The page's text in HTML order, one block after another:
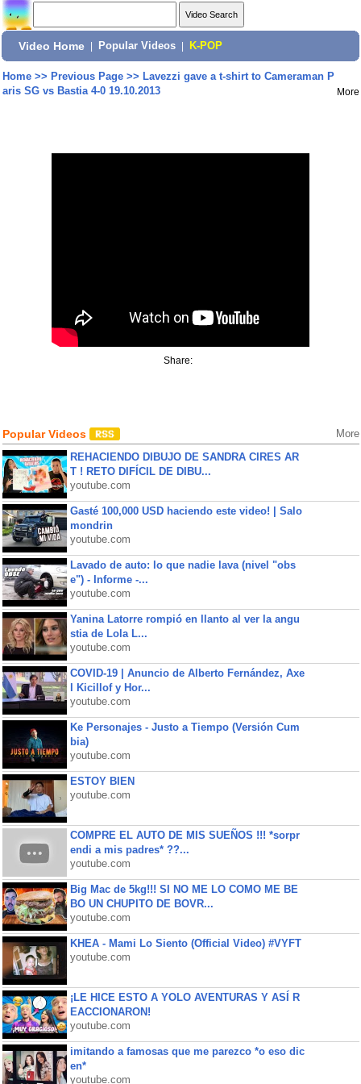
Video Home Popular Videos K-POP
Home>> Previous Page>> Lavezzi gave a t-shirt to Cameraman P
aris SG vs Bastia 4-0 19.10.2013
More
Share:
Popular Videos More
REHACIENDO DIBUJO DE SANDRA CIRES AR
T ! RETO DIFÍCIL DE DIBU...
youtube.com
Gasté 100,000 USD haciendo este video! | Salo
mondrin
youtube.com
Lavado de auto: lo que nadie lava (nivel "obs
e") - Informe -...
youtube.com
Yanina Latorre rompió en llanto al ver la angu
stia de Lola L...
youtube.com
COVID-19 | Anuncio de Alberto Fernández, Axe
l Kicillof y Hor...
youtube.com
Ke Personajes - Justo a Tiempo (Versión Cum
bia)
youtube.com
ESTOY BIEN
youtube.com
COMPRE EL AUTO DE MIS SUEÑOS !!! *sorpr
endi a mis padres* ??...
youtube.com
Big Mac de 5kg!!! SI NO ME LO COMO ME BE
BO UN CHUPITO DE BOVR...
youtube.com
KHEA - Mami Lo Siento (Official Video) #VYFT
youtube.com
¡LE HICE ESTO A YOLO AVENTURAS Y ASÍ R
EACCIONARON!
youtube.com
imitando a famosas que me parezco *o eso dic
en*
youtube.com